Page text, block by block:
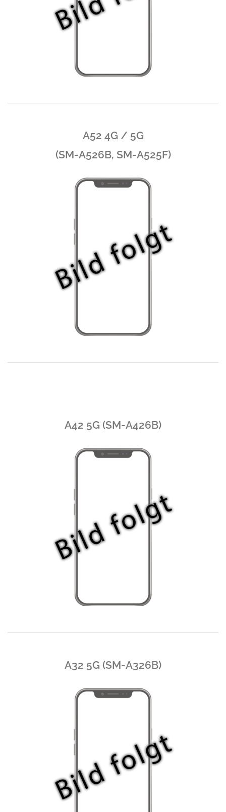
A52 4G / 5G
(SM-A526B, SM-A525F)
A42 5G (SM-A426B)
A32 5G (SM-A326B)